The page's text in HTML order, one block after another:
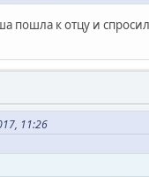
пошла к отцу и
11:26